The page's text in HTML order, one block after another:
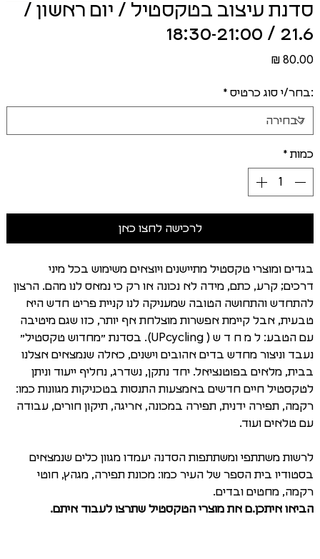
סדנת עיצוב בטקסטיל / יום ראשון /
21.6 / 18:30-21:00
מחיר
:בחר/י סוג כרטיס *
כמות *
לרכישה לחצו כאן
בגדים ומוצרי טקסטיל מתיישנים ויוצאים משימוש בכל מיני
דרכים; קרע, כתם, מידה לא נכונה או רק כי נמאס לנו מהם. הרצון
להתחדש והתחושה הטובה שמעניקה לנו קניית פריט חדש היא
טבעית, אבל קיימת אפשרות מוצלחת אף יותר, כזו שגם מיטיבה
עם הטבע: ל מ ח ד ש ( UPcycling). בסדנת ״מחדוש טקסטיל״
נעבד וניצור מחדש בדים אהובים וישנים, כאלה שנמצאים אצלנו
בבית, מלאים בפוטנציאל. יחד נתקן, נשדרג, נחליף ייעוד וניתן
לטקסטיל חיים חדשים באמצעות התנסות בטכניקות מגוונות כמו:
רקמה, תפירה ידנית, תפירה במכונה, אריגה, תיקון חורים, עבודה
עם טלאים ועוד.
לרשות משתתפי ומשתתפות הסדנה יעמדו מגוון כלים שנמצאים
בסטודיו בית הספר של העיר כמו: מכונת תפירה, מגהץ, חוטי
רקמה, מחטים ובדים.
הביאו איתכן.ם את מוצרי הטקסטיל שתרצו לעבוד איתם.